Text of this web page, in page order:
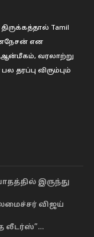
Tamil
என
ஆன்மீகம், வரலாற்று
தரப்பு விரும்பும்
இருந்து
விஜய்
லீடர்ஸ்”…